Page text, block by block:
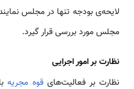
لایحه‌ی بودجه تنها در مجلس
مجلس مورد بررسی قرار گیرد.
نظارت بر امور اجرایی
نظارت بر فعالیت‌هایقوه مجریه